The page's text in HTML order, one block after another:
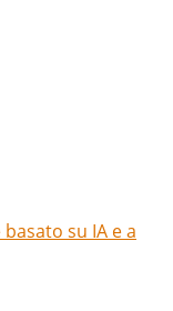
su IA e a